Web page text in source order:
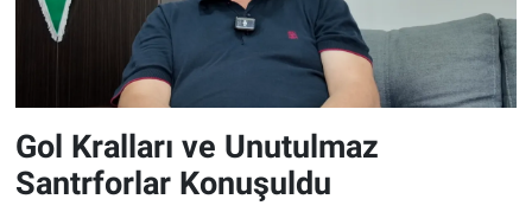
Gol Kralları ve Unutulmaz
Santrforlar Konuşuldu